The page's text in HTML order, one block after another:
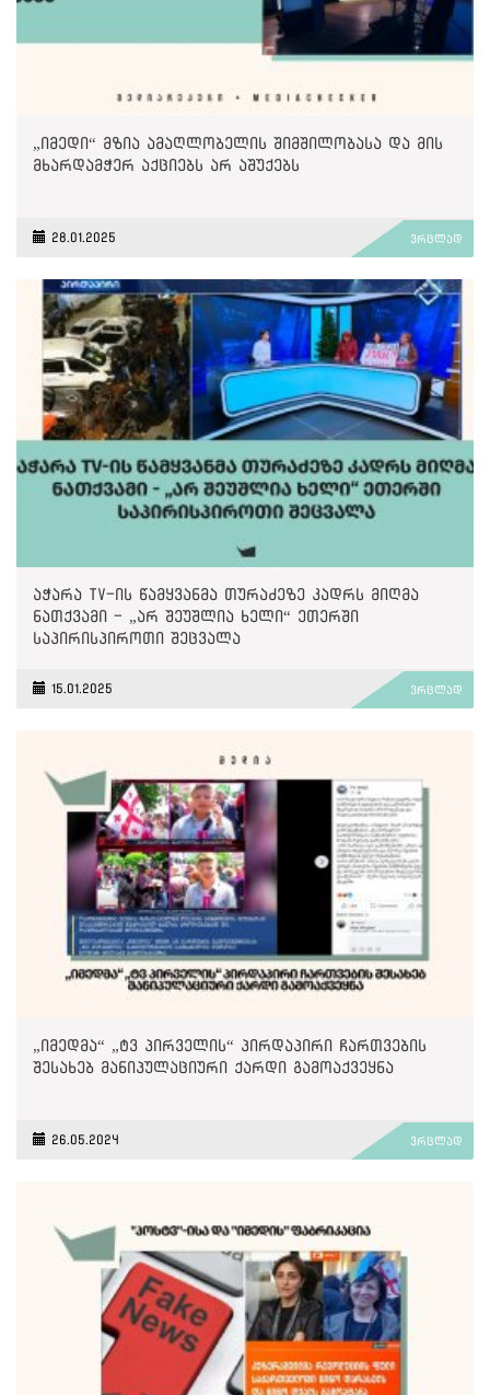
„იმედი“ მზია ამაღლობელის შიმშილობასა და მის
მხარდამჭერ აქციებს არ აშუქებს
28.01.2025 ვრცლად
აჭარა TV-ის წამყვანმა თურაძეზე კადრს მიღმა
ნათქვამი - „არ შეუშლია ხელი“ ეთერში
საპირისპიროთი შეცვალა
15.01.2025 ვრცლად
„იმედმა“ „ტვ პირველის“ პირდაპირი ჩართვების
შესახებ მანიპულაციური ქარდი გამოაქვეყნა
26.05.2024 ვრცლად